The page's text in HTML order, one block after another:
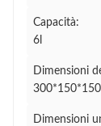
Capacità:
6l
Dimensioni
300*150*150
Dimensioni